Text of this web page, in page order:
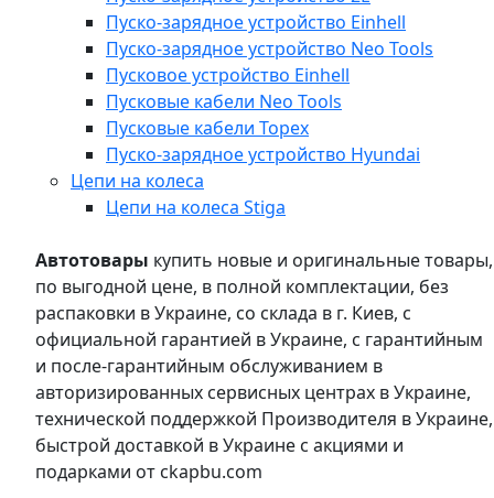
Пуско-зарядное устройство Einhell
Пуско-зарядное устройство Neo Tools
Пусковое устройство Einhell
Пусковые кабели Neo Tools
Пусковые кабели Topex
Пуско-зарядное устройство Hyundai
Цепи на колеса
Цепи на колеса Stiga
Автотовары купить новые и оригинальные товары,
по выгодной цене, в полной комплектации, без
распаковки в Украине, со склада в г. Киев, с
официальной гарантией в Украине, с гарантийным
и после-гарантийным обслуживанием в
авторизированных сервисных центрах в Украине,
технической поддержкой Производителя в Украине,
быстрой доставкой в Украине с акциями и
подарками от ckapbu.com